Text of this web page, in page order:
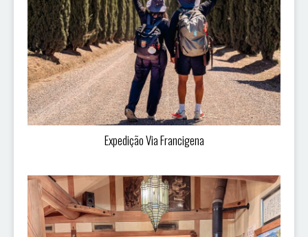
Expedição Via Francigena